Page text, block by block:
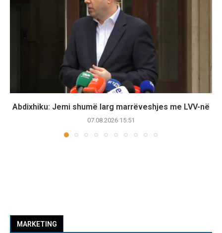
Abdixhiku: Jemi shumë larg marrëveshjes me LVV-në
07.08.2026 15:51
MARKETING